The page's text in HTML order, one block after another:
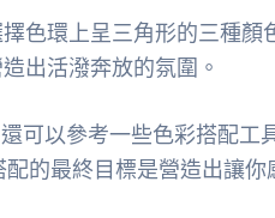
色環上呈三角形的三種顏
出活潑奔放的氛圍。
可以參考一些色彩搭配
的最終目標是營造出讓你